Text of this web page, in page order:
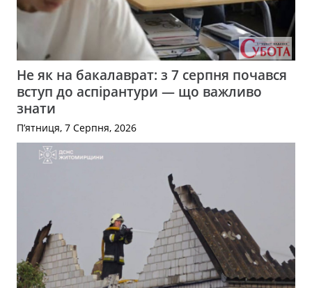
Не як на бакалаврат: з 7 серпня почався
вступ до аспірантури — що важливо
знати
П’ятниця, 7 Серпня, 2026